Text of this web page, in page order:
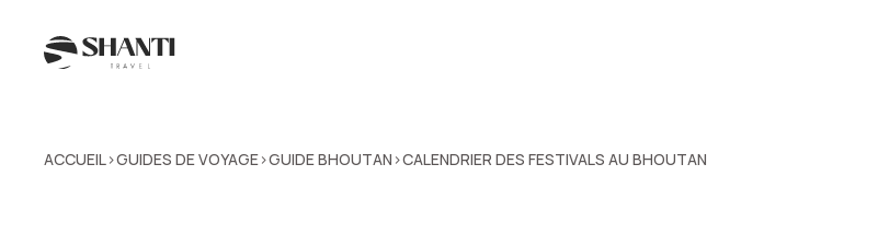
ACCUEIL>GUIDES DE VOYAGE>GUIDE BHOUTAN >CALENDRIER DES FESTIVALS AU BHOUTAN